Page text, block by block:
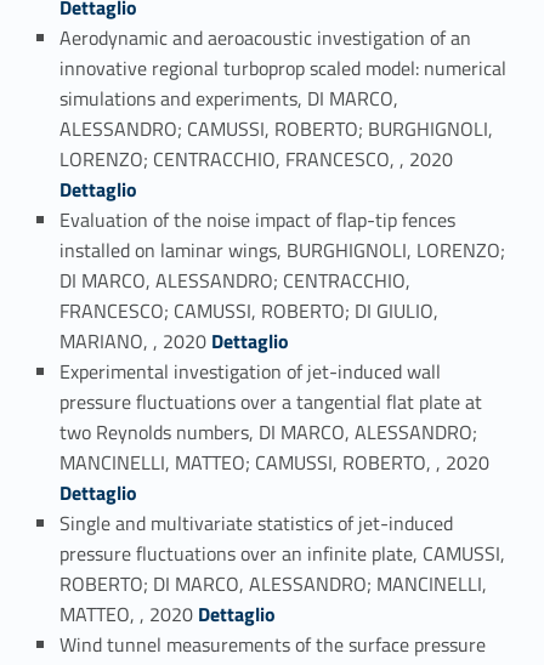
Dettaglio
Aerodynamic and aeroacoustic investigation of an
innovative regional turboprop scaled model: numerical
simulations and experiments, DI MARCO,
ALESSANDRO; CAMUSSI, ROBERTO; BURGHIGNOLI,
LORENZO; CENTRACCHIO, FRANCESCO, , 2020
Dettaglio
Evaluation of the noise impact of flap-tip fences
installed on laminar wings, BURGHIGNOLI, LORENZO;
DI MARCO, ALESSANDRO; CENTRACCHIO,
FRANCESCO; CAMUSSI, ROBERTO; DI GIULIO,
MARIANO, , 2020 Link identifier #identifier_person_124895-9Dettaglio
Experimental investigation of jet-induced wall
pressure fluctuations over a tangential flat plate at
two Reynolds numbers, DI MARCO, ALESSANDRO;
MANCINELLI, MATTEO; CAMUSSI, ROBERTO, , 2020
Dettaglio
Single and multivariate statistics of jet-induced
pressure fluctuations over an infinite plate, CAMUSSI,
ROBERTO; DI MARCO, ALESSANDRO; MANCINELLI,
MATTEO, , 2020 Link identifier #identifier_person_173116-11
Dettaglio
Wind tunnel measurements of the surface pressure